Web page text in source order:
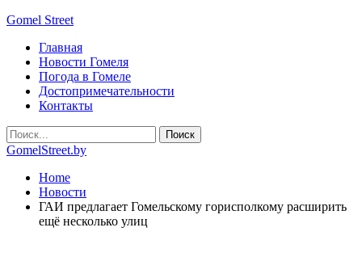
Gomel Street
Главная
Новости Гомеля
Погода в Гомеле
Достопримечательности
Контакты
GomelStreet.by
Home
Новости
ГАИ предлагает Гомельскому горисполкому расширить
ещё несколько улиц